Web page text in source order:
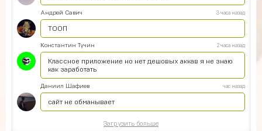
Андрей Савич 3 часа назад
ТООП
Константин Тучин 2 часа назад
Классное приложение но нет дешовых аккав я не знаю
как заработать
Даниил Шафиев час назад
сайт не обманывает
Загрузить больше